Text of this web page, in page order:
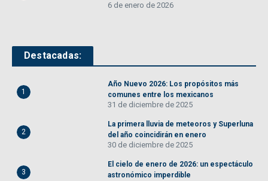
6 de enero de 2026
Destacadas:
1
Año Nuevo 2026: Los propósitos más
comunes entre los mexicanos
31 de diciembre de 2025
2
La primera lluvia de meteoros y Superluna
del año coincidirán en enero
30 de diciembre de 2025
3
El cielo de enero de 2026: un espectáculo
astronómico imperdible